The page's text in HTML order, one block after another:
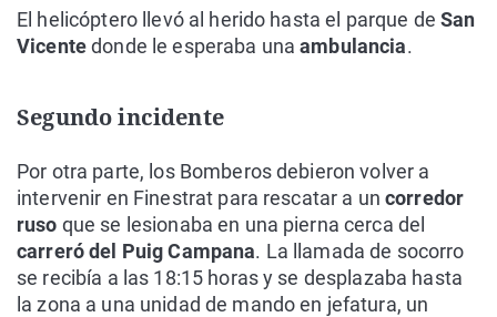
El helicóptero llevó al herido hasta el parque de San
Vicentedonde le esperaba unaambulancia.
Segundo incidente
Por otra parte, los Bomberos debieron volver a
intervenir en Finestrat para rescatar a uncorredor
ruso que se lesionaba en una pierna cerca del
carreró del Puig Campana. La llamada de socorro
se recibía a las 18:15 horas y se desplazaba hasta
la zona a una unidad de mando en jefatura, un